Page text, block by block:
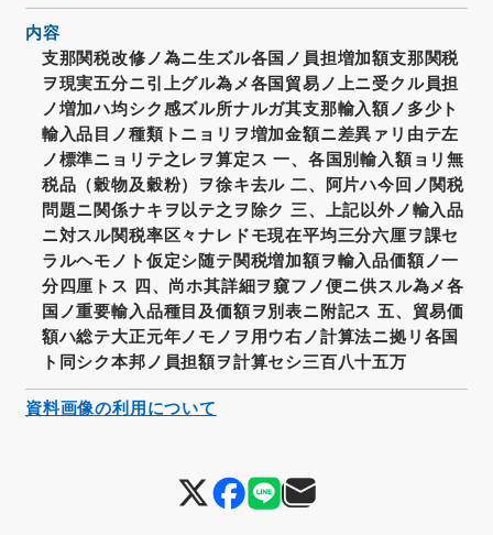
内容
支那関税改修ノ為ニ生ズル各国ノ員担増加額支那関税
ヲ現実五分ニ引上グル為メ各国貿易ノ上ニ受クル員担
ノ増加ハ均シク感ズル所ナルガ其支那輸入額ノ多少ト
輸入品目ノ種類トニョリヲ増加金額ニ差異ァリ由テ左
ノ標準ニョリテ之レヲ算定ス 一、各国別輸入額ョリ無
税品（穀物及穀粉）ヲ徐キ去ル 二、阿片ハ今回ノ関税
問題ニ関係ナキヲ以テ之ヲ除ク 三、上記以外ノ輸入品
ニ対スル関税率区々ナレドモ現在平均三分六厘ヲ課セ
ラルヘモノト仮定シ随テ関税増加額ヲ輸入品価額ノ一
分四厘トス 四、尚ホ其詳細ヲ窺フノ便ニ供スル為メ各
国ノ重要輸入品種目及価額ヲ別表ニ附記ス 五、貿易価
額ハ総テ大正元年ノモノヲ用ウ右ノ計算法ニ拠リ各国
ト同シク本邦ノ員担額ヲ計算セシ三百八十五万
資料画像の利用について